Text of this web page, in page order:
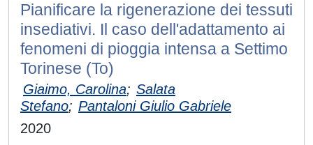
Pianificare la rigenerazione dei tessuti
insediativi. Il caso dell'adattamento ai
fenomeni di pioggia intensa a Settimo
Torinese (To)
Giaimo, Carolina; Salata
Stefano; Pantaloni Giulio Gabriele
2020